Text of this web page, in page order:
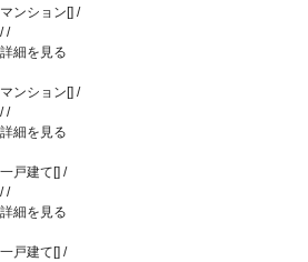
マンション [] /
//
詳細を見る
マンション [] /
//
詳細を見る
一戸建て [] /
//
詳細を見る
一戸建て [] /